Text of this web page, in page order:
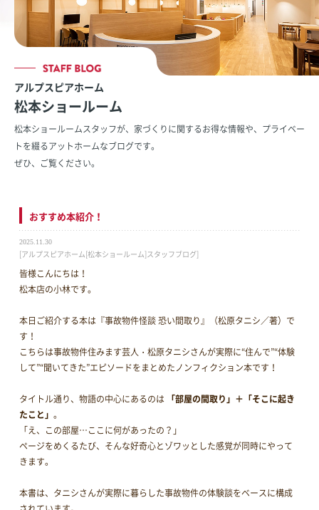
アルプスピアホーム
松本ショールーム
松本ショールームスタッフが、家づくりに関するお得な情報や、 プライベー
トを綴るアットホームなブログです。
ぜひ、ご覧ください。
おすすめ本紹介！
2025.11.30
[アルプスピアホーム[松本ショールーム]スタッフブログ]
皆様こんにちは！
松本店の小林です。
本日ご紹介する本は『事故物件怪談 恐い間取り』（松原タニシ／著）で
す！
こちらは事故物件住みます芸人・松原タニシさんが実際に“住んで”“体験
して”“聞いてきた”エピソードをまとめたノンフィクション本です！
タイトル通り、物語の中心にあるのは 「部屋の間取り」＋「そこに起き
たこと」。
「え、この部屋…ここに何があったの？」
ページをめくるたび、そんな好奇心とゾワッとした感覚が同時にやって
きます。
本書は、タニシさんが実際に暮らした事故物件の体験談をベースに構成